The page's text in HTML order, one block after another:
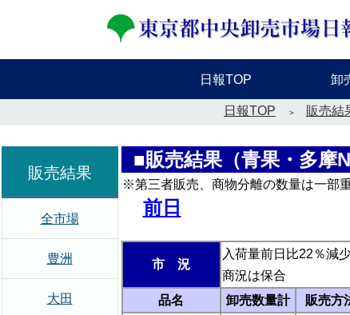
日報TOP 卸
日報TOP 販売結
■販売結果（青果・多摩
※第三者販売、商物分離の数量は一部
前日
市 況
入荷量前日比22％減
商況は保合
品名
卸売数量計 販売方
販売結果
全市場
豊洲
大田